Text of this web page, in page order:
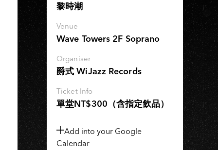
黎時潮
Venue
Wave Towers 2F Soprano
Organiser
爵式 WiJazz Records
Ticket Info
單堂NT$300（含指定飲品）
Add into your Google
Calendar